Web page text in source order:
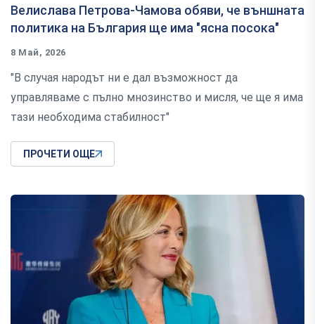
Велислава Петрова-Чамова обяви, че външната
политика на България ще има "ясна посока"
8 Май, 2026
"В случая народът ни е дал възможност да
управляваме с пълно мнозинство и мисля, че ще я има
тази необходима стабилност"
ПРОЧЕТИ ОЩЕ